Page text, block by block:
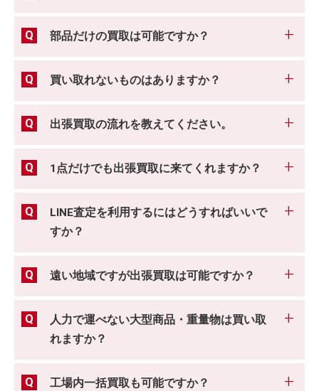
部品だけの買取は可能ですか？
買い取れないものはありますか？
出張買取の流れを教えてください。
1点だけでも出張買取に来てくれますか？
LINE査定を利用するにはどうすればいいで
すか？
遠い地域ですが出張買取は可能ですか？
人力で運べない大型商品・重量物は買い取
れますか？
工場内一括買取も可能ですか？